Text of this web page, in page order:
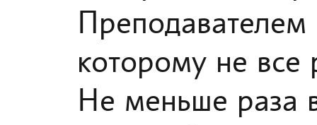
которому не все
Не меньше раза